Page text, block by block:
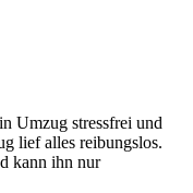
Umzug stressfrei und
lief alles reibungslos.
kann ihn nur